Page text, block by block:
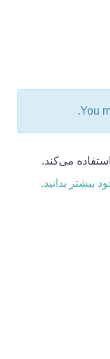
You
می‌کند.
بیشتر بدانید.